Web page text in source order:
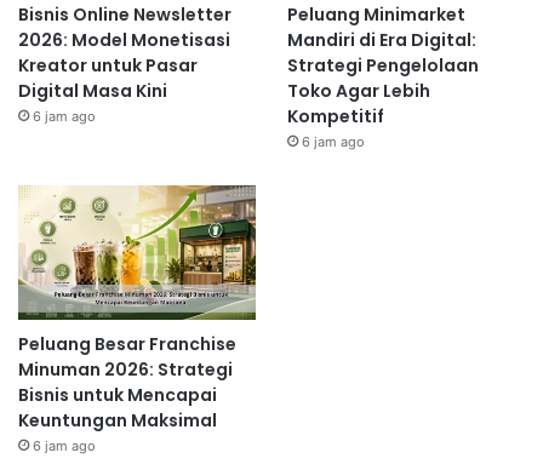
Bisnis Online Newsletter
2026: Model Monetisasi
Kreator untuk Pasar
Digital Masa Kini
6 jam ago
Peluang Minimarket
Mandiri di Era Digital:
Strategi Pengelolaan
Toko Agar Lebih
Kompetitif
6 jam ago
Peluang Besar Franchise
Minuman 2026: Strategi
Bisnis untuk Mencapai
Keuntungan Maksimal
6 jam ago